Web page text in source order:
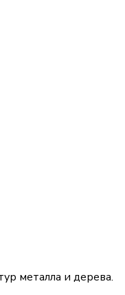
металла и дерева.